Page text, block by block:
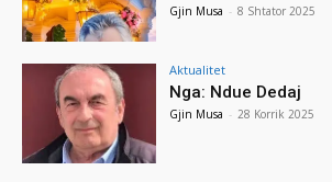
Gjin Musa - 8 Shtator 2025
Aktualitet
Nga: Ndue Dedaj
Gjin Musa - 28 Korrik 2025